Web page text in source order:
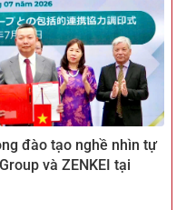
đào tạo nghề nhìn tự
và ZENKEI tại